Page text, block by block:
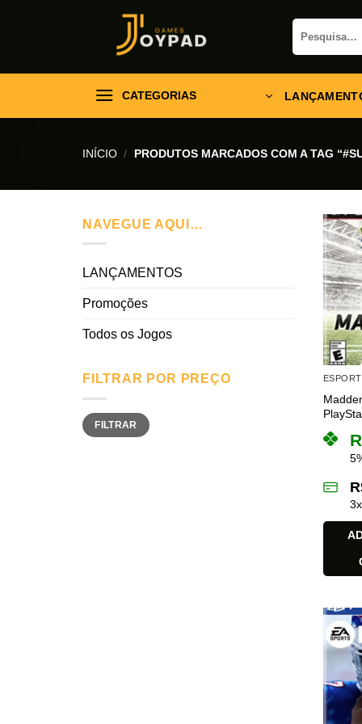
Pesquisar
por:
CATEGORIAS
INÍCIO / PRODUTOS MARCADOS COM A TAG
NAVEGUE AQUI…
LANÇAMENTOS
Promoções
Todos os Jogos
FILTRAR POR PREÇO
Preço
mínimo
Preço
máximo
FILTRAR
3